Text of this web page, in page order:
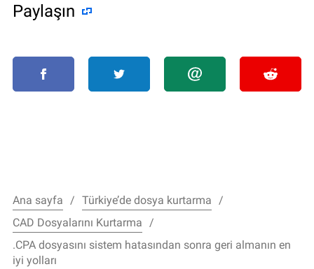
Paylaşın
Ana sayfa
Türkiye’de dosya kurtarma
CAD Dosyalarını Kurtarma
.CPA dosyasını sistem hatasından sonra geri almanın en
iyi yolları